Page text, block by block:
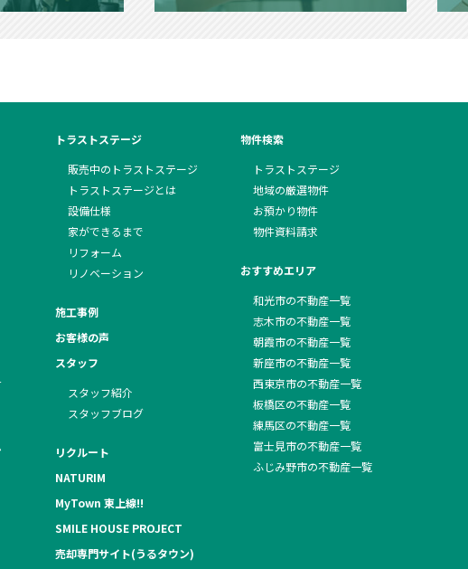
トラストステージ
販売中のトラストステージ
トラストステージとは
設備仕様
家ができるまで
リフォーム
リノベーション
施工事例
お客様の声
スタッフ
スタッフ紹介
スタッフブログ
リクルート
NATURIM
MyTown 東上線!!
SMILE HOUSE PROJECT
売却専門サイト(うるタウン)
物件検索
トラストステージ
地域の厳選物件
お預かり物件
物件資料請求
おすすめエリア
和光市の不動産一覧
志木市の不動産一覧
朝霞市の不動産一覧
新座市の不動産一覧
西東京市の不動産一覧
板橋区の不動産一覧
練馬区の不動産一覧
富士見市の不動産一覧
ふじみ野市の不動産一覧